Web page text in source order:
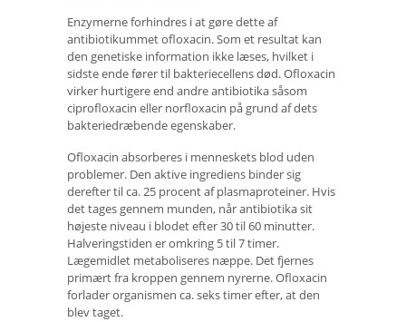
Enzymerne forhindres i at gøre dette af
antibiotikummet ofloxacin. Som et resultat kan
den genetiske information ikke læses, hvilket i
sidste ende fører til bakteriecellens død. Ofloxacin
virker hurtigere end andre antibiotika såsom
ciprofloxacin eller norfloxacin på grund af dets
bakteriedræbende egenskaber.
Ofloxacin absorberes i menneskets blod uden
problemer. Den aktive ingrediens binder sig
derefter til ca. 25 procent af plasmaproteiner. Hvis
det tages gennem munden, når antibiotika sit
højeste niveau i blodet efter 30 til 60 minutter.
Halveringstiden er omkring 5 til 7 timer.
Lægemidlet metaboliseres næppe. Det fjernes
primært fra kroppen gennem nyrerne. Ofloxacin
forlader organismen ca. seks timer efter, at den
blev taget.